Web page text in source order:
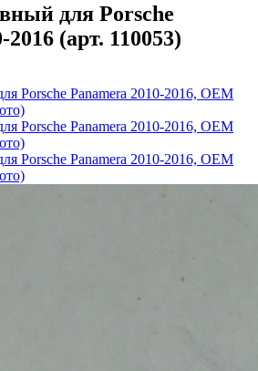
для Porsche
(арт. 110053)